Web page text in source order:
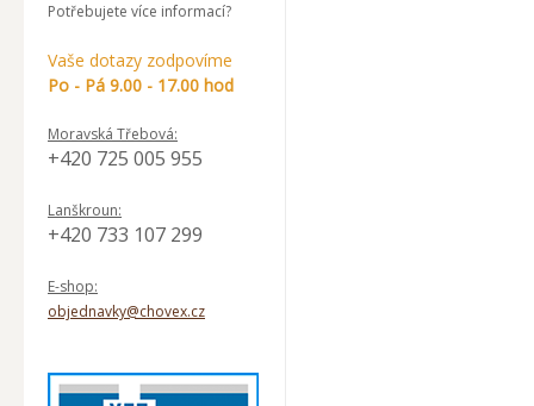
Potřebujete více informací?
Vaše dotazy zodpovíme
Po - Pá 9.00 - 17.00 hod
Moravská Třebová:
+420 725 005 955
Lanškroun:
+420 733 107 299
E-shop:
objednavky@chovex.cz